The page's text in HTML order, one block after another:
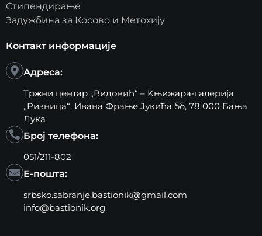
Стипендирање
Задужбина за Косово и Метохију
Контакт информације
Адреса:
Тржни центар „Видовић“ – Kњижара-галерија
„Ризница“, Ивана Фрање Јукића бб, 78 000 Бања
Лука
Број телефона:
051/211-802
Е-пошта:
srbsko.sabranje.bastionik@gmail.com
info@bastionik.org